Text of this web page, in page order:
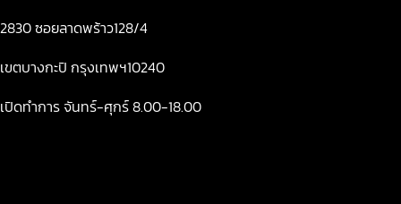
2830 ซอยลาดพร้าว128/4
เขตบางกะปิ กรุงเทพฯ10240
เปิดทำการ จันทร์-ศุกร์ 8.00-18.00